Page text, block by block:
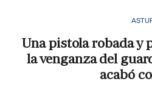
Una pistola robada y
la venganza del
acabó